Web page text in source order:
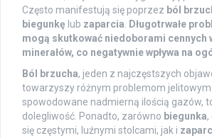
Często manifestują się poprzez ból
biegunkę lub zaparcia. Długotrwałe
mogą skutkować niedoborami cennych
minerałów, co negatywnie wpływa na
Ból brzucha, jeden z najczęstszych
towarzyszy różnym problemom jelitowym.
spowodowane nadmierną ilością gazów,
dolegliwość. Ponadto, zarówno biegunka,
się częstymi, luźnymi stolcami, jak i